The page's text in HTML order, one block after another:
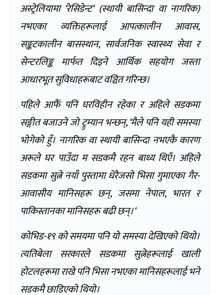
अस्ट्रेलियामा ‘रेसिडेन्ट‘ (स्थायी बासिन्दा वा नागरिक)
नभएका व्यक्तिहरूलाई आपत्कालीन आवास,
सङ्कटकालीन बासस्थान, सार्वजनिक स्वास्थ्य सेवा र
सेन्टरलिङ्क मार्फत दिइने आर्थिक सहयोग जस्ता
आधारभूत सुविधाहरूबाट वञ्चित गरिन्छ।
पहिले आफैँ पनि घरविहीन रहेका र अहिले सडकमा
सङ्गीत बजाउने जो ट्रुम्यान भन्छन्, ‘मैले पनि यही समस्या
भोगेको हुँ। नागरिक वा स्थायी बासिन्दा नभएकै कारण
अरूले घर पाउँदा म सडकमै रहन बाध्य थिएँ। अहिले
सडकमा सुत्ने नयाँ पुस्तामा धेरैजसो भिसा गुमाएका गैर-
आवासीय मानिसहरू छन्, जसमा नेपाल, भारत र
पाकिस्तानका मानिसहरू बढी छन्।‘
कोभिड-१९ को समयमा पनि यो समस्या देखिएको थियो।
त्यतिबेला सरकारले सडकमा सुत्नेहरूलाई खाली
होटलहरूमा राखे पनि भिसा नभएका मानिसहरूलाई भने
सडकमै छाडिएको थियो।